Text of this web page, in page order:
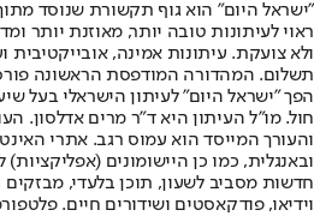
"ישראל היום" הוא גוף תקשורת שנוסד
ראוי לעיתונות טובה יותר, מאוזנת יותר
ולא צועקת. עיתונות אמינה, אובייקטיבית
הפך "ישראל היום" לעיתון הישראלי בעל
חול. מו"ל העיתון היא ד"ר מרים אדלסון.
והעורך המייסד הוא עמוס רגב. אתרי
חדשות מסביב לשעון, תוכן בלעדי, מבזקים
וידיאו, פודקאסטים ושידורים חיים.